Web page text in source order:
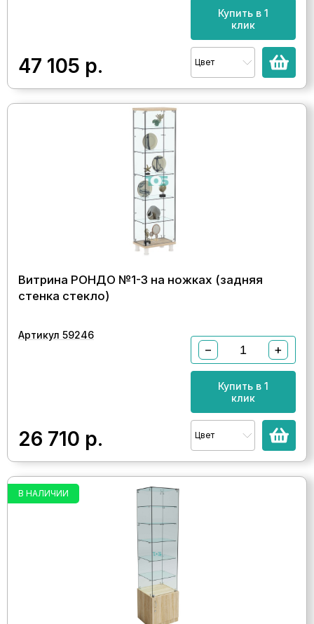
47 105 р.
Купить в 1
клик
Цвет
Витрина РОНДО №1-3 на ножках (задняя
стенка стекло)
Артикул 59246
26 710 р.
− +
Купить в 1
клик
Цвет
В НАЛИЧИИ